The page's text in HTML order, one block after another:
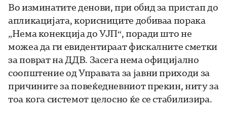
Во изминатите денови, при обид за пристап до
апликацијата, корисниците добиваа порака
„Нема конекција до УЈП“, поради што не
можеа да ги евидентираат фискалните сметки
за поврат на ДДВ. Засега нема официјално
соопштение од Управата за јавни приходи за
причините за повеќедневниот прекин, ниту за
тоа кога системот целосно ќе се стабилизира.